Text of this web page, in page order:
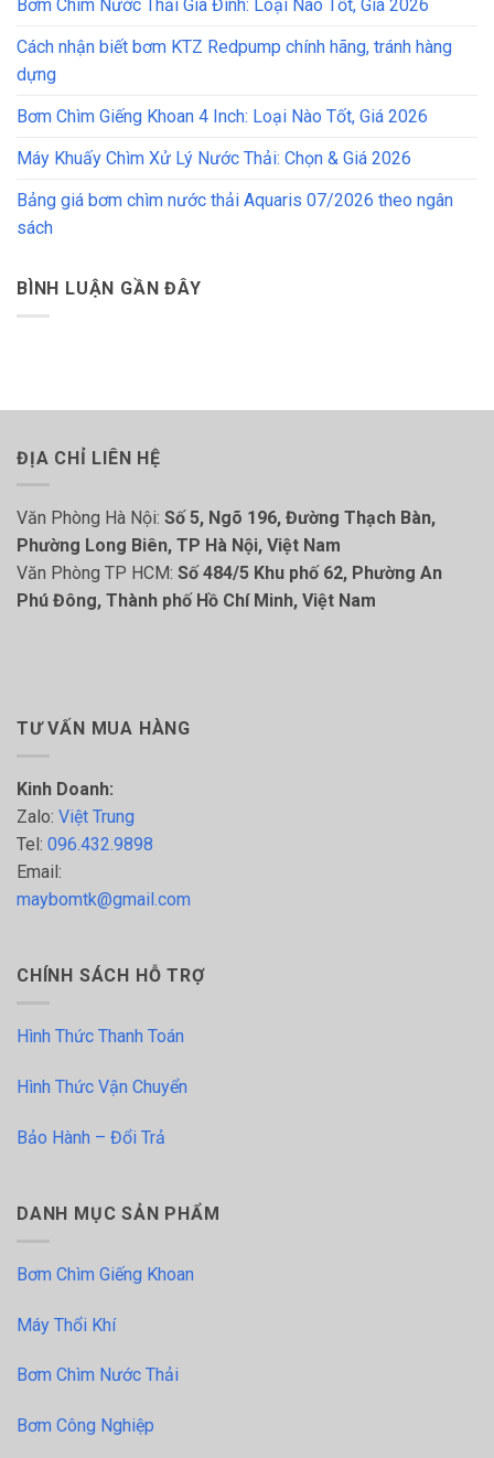
Bơm Chìm Nước Thải Gia Đình: Loại Nào Tốt, Giá 2026
Cách nhận biết bơm KTZ Redpump chính hãng, tránh hàng
dựng
Bơm Chìm Giếng Khoan 4 Inch: Loại Nào Tốt, Giá 2026
Máy Khuấy Chìm Xử Lý Nước Thải: Chọn & Giá 2026
Bảng giá bơm chìm nước thải Aquaris 07/2026 theo ngân
sách
BÌNH LUẬN GẦN ĐÂY
ĐỊA CHỈ LIÊN HỆ
Văn Phòng Hà Nội: Số 5, Ngõ 196, Đường Thạch Bàn,
Phường Long Biên, TP Hà Nội, Việt Nam
Văn Phòng TP HCM: Số 484/5 Khu phố 62, Phường An
Phú Đông, Thành phố Hồ Chí Minh, Việt Nam
TƯ VẤN MUA HÀNG
Kinh Doanh:
Zalo: Việt Trung
Tel: 096.432.9898
Email:
maybomtk@gmail.com
CHÍNH SÁCH HỖ TRỢ
Hình Thức Thanh Toán
Hình Thức Vận Chuyển
Bảo Hành – Đổi Trả
DANH MỤC SẢN PHẨM
Bơm Chìm Giếng Khoan
Máy Thổi Khí
Bơm Chìm Nước Thải
Bơm Công Nghiệp